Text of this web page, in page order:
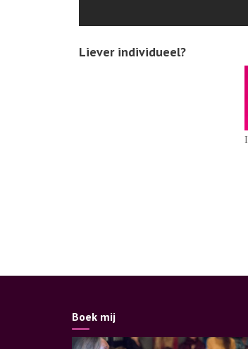
Liever individueel?
Boek mij